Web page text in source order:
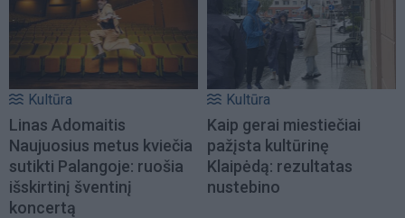
Kultūra
Linas Adomaitis
Naujuosius metus kviečia
sutikti Palangoje: ruošia
išskirtinį šventinį
koncertą
Kultūra
Kaip gerai miestiečiai
pažįsta kultūrinę
Klaipėdą: rezultatas
nustebino